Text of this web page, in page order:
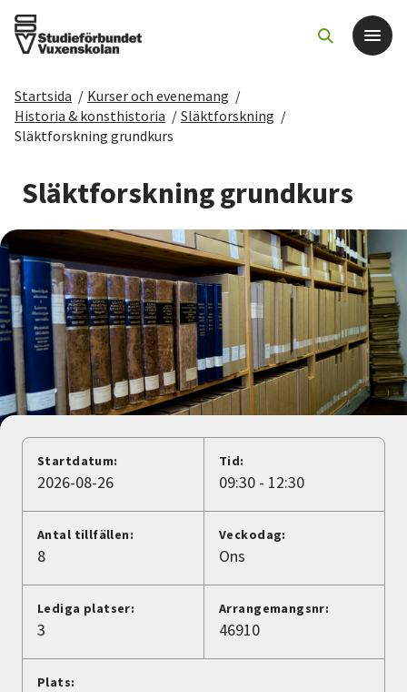
Det här gör vi
Sök kurser och evenemang
Om SV
Starta studiecirkel
Cirkelledare
Nyheter
Avdelningar
Lyssna
Startsida / Kurser och evenemang /
Historia & konsthistoria / Släktforskning /
Släktforskning grundkurs
Släktforskning grundkurs
Startdatum:
2026-08-26
Tid:
09:30 - 12:30
Antal tillfällen:
8
Veckodag:
Ons
Lediga platser:
3
Arrangemangsnr:
46910
Plats: